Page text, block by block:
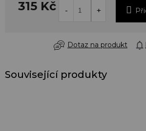
315 Kč
Dotaz na produkt
Související produkty